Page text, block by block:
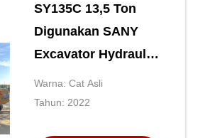
SY135C 13,5 Ton
Digunakan SANY
Excavator Hydraulic
Backhoe Crawler
Excavator
Warna: Cat Asli
Tahun: 2022